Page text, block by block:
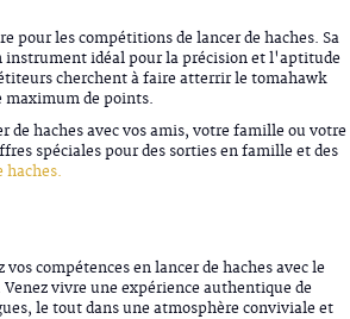
pour les compétitions de lancer de haches. Sa
idéal pour la précision et l'aptitude
cherchent à faire atterrir le tomahawk
maximum de points.
de haches avec vos amis, votre famille ou votre
spéciales pour des sorties en famille et des
haches.
compétences en lancer de haches avec le
vivre une expérience authentique de
le tout dans une atmosphère conviviale et